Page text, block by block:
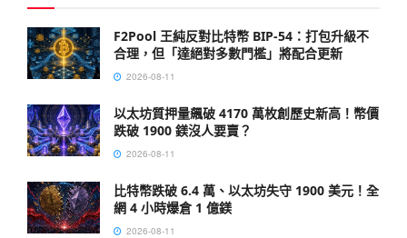
F2Pool 王純反對比特幣 BIP-54：打包升級不
合理，但「達絕對多數門檻」將配合更新
2026-08-11
以太坊質押量飆破 4170 萬枚創歷史新高！幣價
跌破 1900 鎂沒人要賣？
2026-08-11
比特幣跌破 6.4 萬、以太坊失守 1900 美元！全
網 4 小時爆倉 1 億鎂
2026-08-11